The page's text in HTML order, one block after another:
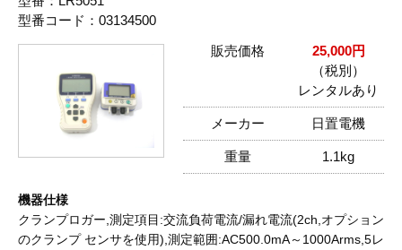
型番コード：03134500
販売価格
25,000円
（税別）
レンタルあり
メーカー 日置電機
重量 1.1kg
機器仕様
クランプロガー,測定項目:交流負荷電流/漏れ電流(2ch,オプション
のクランプ センサを使用),測定範囲:AC500.0mA～1000Arms,5レ